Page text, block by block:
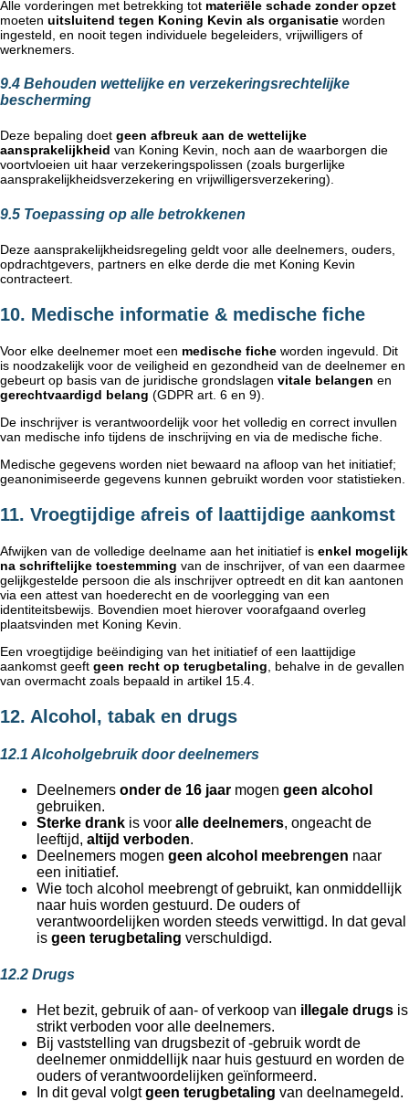
Alle vorderingen met betrekking tot materiële schade zonder opzet
moeten uitsluitend tegen Koning Kevin als organisatie worden
ingesteld, en nooit tegen individuele begeleiders, vrijwilligers of
werknemers.
9.4 Behouden wettelijke en verzekeringsrechtelijke
bescherming
Deze bepaling doet geen afbreuk aan de wettelijke
aansprakelijkheid van Koning Kevin, noch aan de waarborgen die
voortvloeien uit haar verzekeringspolissen (zoals burgerlijke
aansprakelijkheidsverzekering en vrijwilligersverzekering).
9.5 Toepassing op alle betrokkenen
Deze aansprakelijkheidsregeling geldt voor alle deelnemers, ouders,
opdrachtgevers, partners en elke derde die met Koning Kevin
contracteert.
10. Medische informatie & medische fiche
Voor elke deelnemer moet een medische fiche worden ingevuld. Dit
is noodzakelijk voor de veiligheid en gezondheid van de deelnemer en
gebeurt op basis van de juridische grondslagen vitale belangen en
gerechtvaardigd belang (GDPR art. 6 en 9).
De inschrijver is verantwoordelijk voor het volledig en correct invullen
van medische info tijdens de inschrijving en via de medische fiche.
Medische gegevens worden niet bewaard na afloop van het initiatief;
geanonimiseerde gegevens kunnen gebruikt worden voor statistieken.
11. Vroegtijdige afreis of laattijdige aankomst
Afwijken van de volledige deelname aan het initiatief is enkel mogelijk
na schriftelijke toestemming van de inschrijver, of van een daarmee
gelijkgestelde persoon die als inschrijver optreedt en dit kan aantonen
via een attest van hoederecht en de voorlegging van een
identiteitsbewijs. Bovendien moet hierover voorafgaand overleg
plaatsvinden met Koning Kevin.
Een vroegtijdige beëindiging van het initiatief of een laattijdige
aankomst geeft geen recht op terugbetaling , behalve in de gevallen
van overmacht zoals bepaald in artikel 15.4.
12. Alcohol, tabak en drugs
12.1 Alcoholgebruik door deelnemers
Deelnemers onder de 16 jaar mogen geen alcohol
gebruiken.
Sterke drank is voor alle deelnemers, ongeacht de
leeftijd, altijd verboden.
Deelnemers mogen geen alcohol meebrengen naar
een initiatief.
Wie toch alcohol meebrengt of gebruikt, kan onmiddellijk
naar huis worden gestuurd. De ouders of
verantwoordelijken worden steeds verwittigd. In dat geval
is geen terugbetaling verschuldigd.
12.2 Drugs
Het bezit, gebruik of aan- of verkoop van illegale drugs is
strikt verboden voor alle deelnemers.
Bij vaststelling van drugsbezit of -gebruik wordt de
deelnemer onmiddellijk naar huis gestuurd en worden de
ouders of verantwoordelijken geïnformeerd.
In dit geval volgtgeen terugbetaling van deelnamegeld.